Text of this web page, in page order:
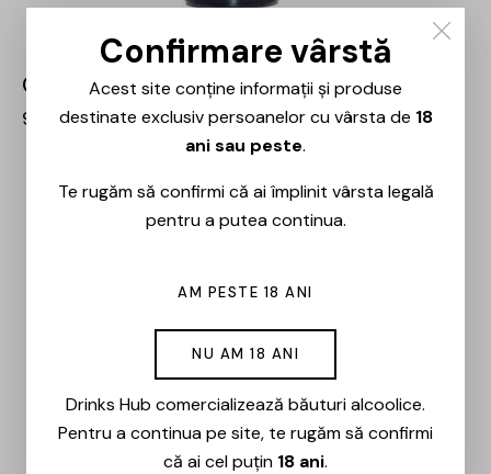
Crama Histria – Ammos Rosu – 0.75L
99,00lei
Confirmare vârstă
Acest site conține informații și produse
destinate exclusiv persoanelor cu vârsta de 18
ani sau peste.
Te rugăm să confirmi că ai împlinit vârsta legală
pentru a putea continua.
AM PESTE 18 ANI
NU AM 18 ANI
Drinks Hub comercializează băuturi alcoolice.
Pentru a continua pe site, te rugăm să confirmi
că ai cel puțin 18 ani.